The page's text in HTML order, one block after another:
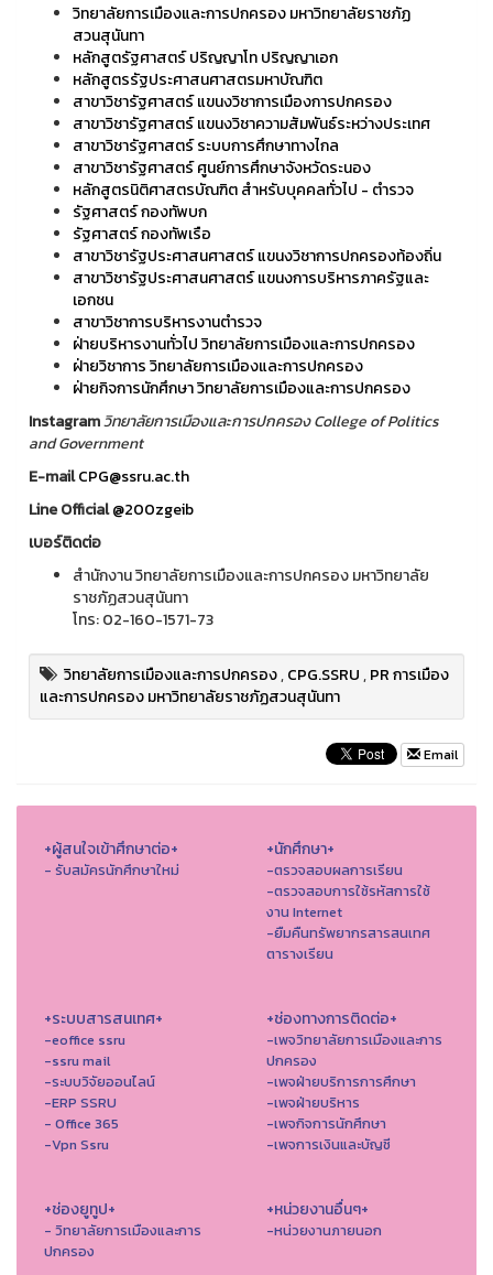
วิทยาลัยการเมืองและการปกครอง มหาวิทยาลัยราชภัฏ
สวนสุนันทา
หลักสูตรัฐศาสตร์ ปริญญาโท ปริญญาเอก
หลักสูตรรัฐประศาสนศาสตรมหาบัณฑิต
สาขาวิชารัฐศาสตร์ แขนงวิชาการเมืองการปกครอง
สาขาวิชารัฐศาสตร์ แขนงวิชาความสัมพันธ์ระหว่างประเทศ
สาขาวิชารัฐศาสตร์ ระบบการศึกษาทางไกล
สาขาวิชารัฐศาสตร์ ศูนย์การศึกษาจังหวัดระนอง
หลักสูตรนิติศาสตรบัณฑิต สำหรับบุคคลทั่วไป - ตำรวจ
รัฐศาสตร์ กองทัพบก
รัฐศาสตร์ กองทัพเรือ
สาขาวิชารัฐประศาสนศาสตร์ แขนงวิชาการปกครองท้องถิ่น
สาขาวิชารัฐประศาสนศาสตร์ แขนงการบริหารภาครัฐและ
เอกชน
สาขาวิชาการบริหารงานตำรวจ
ฝ่ายบริหารงานทั่วไป วิทยาลัยการเมืองและการปกครอง
ฝ่ายวิชาการ วิทยาลัยการเมืองและการปกครอง
ฝ่ายกิจการนักศึกษา วิทยาลัยการเมืองและการปกครอง
Instagramวิทยาลัยการเมืองและการปกครอง College of Politics
and Government
E-mailCPG@ssru.ac.th
Line Official@200zgeib
เบอร์ติดต่อ
สำนักงาน วิทยาลัยการเมืองและการปกครอง มหาวิทยาลัย
ราชภัฏสวนสุนันทา
โทร: 02-160-1571-73
วิทยาลัยการเมืองและการปกครอง,CPG.SSRU,PR การเมือง
และการปกครอง มหาวิทยาลัยราชภัฏสวนสุนันทา
Email
+ผู้สนใจเข้าศึกษาต่อ+
- รับสมัครนักศึกษาใหม่
+นักศึกษา+
-ตรวจสอบผลการเรียน
-ตรวจสอบการใช้รหัสการใช้
งาน Internet
-ยืมคืนทรัพยากรสารสนเทศ
ตารางเรียน
+ระบบสารสนเทศ+
-eoffice ssru
-ssru mail
-ระบบวิจัยออนไลน์
-ERP SSRU
- Office 365
-Vpn Ssru
+ช่องทางการติดต่อ+
-เพจวิทยาลัยการเมืองและการ
ปกครอง
-เพจฝ่ายบริการการศึกษา
-เพจฝ่ายบริหาร
-เพจกิจการนักศึกษา
-เพจการเงินและบัญชี
+ช่องยูทูป+
- วิทยาลัยการเมืองและการ
ปกครอง
+หน่วยงานอื่นๆ+
-หน่วยงานภายนอก